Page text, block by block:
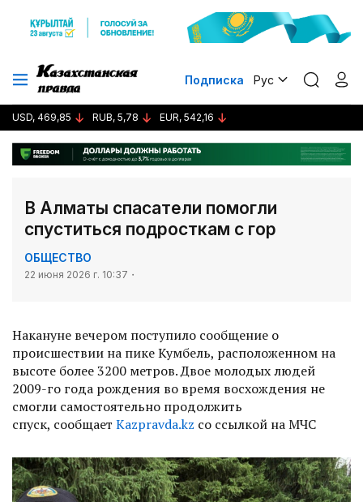
Подписка Рус
USD, 469,85 RUB, 5,78 EUR, 542,16
В Алматы спасатели помогли
спуститься подросткам с гор
ОБЩЕСТВО
22 июня 2026 г. 10:37
Накануне вечером поступило сообщение о
происшествии на пике Кумбель, расположенном на
высоте более 3200 метров. Двое молодых людей
2009-го года рождения во время восхождения не
смогли самостоятельно продолжить
спуск, сообщает Kazpravda.kz со ссылкой на МЧС